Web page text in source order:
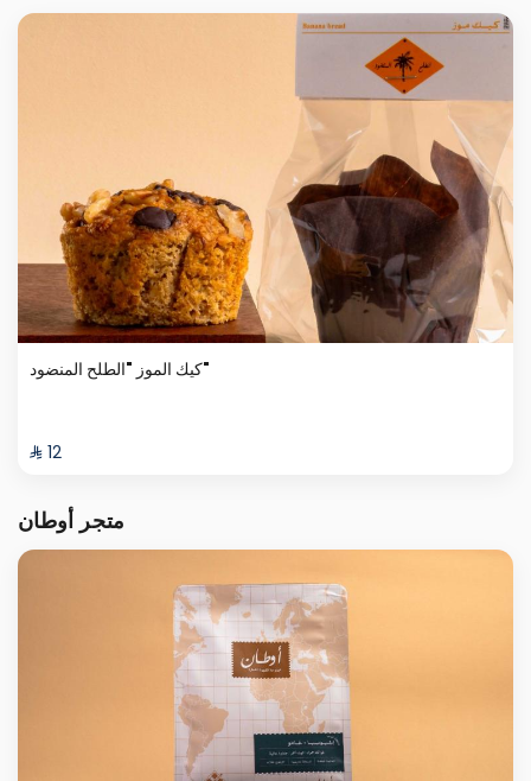
كيك الموز "الطلح المنضود"
⁨⁦‪‬ 12⁩
متجر أوطان